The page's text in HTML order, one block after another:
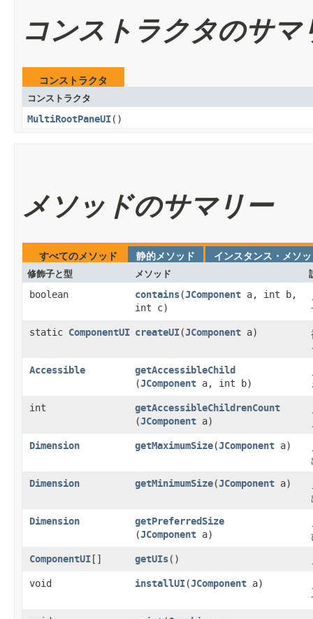
コンストラクタのサマ
コンストラクタ
コンストラクタ
MultiRootPaneUI()
メソッドのサマリー
すべてのメソッド 静的メソッド インスタンス・メソ
修飾子と型 メソッド
boolean contains​(JComponent a, int b,
int c)
static ComponentUI createUI​(JComponent a)
Accessible getAccessibleChild
(JComponent a, int b)
int getAccessibleChildrenCount
(JComponent a)
Dimension getMaximumSize​(JComponent a)
Dimension getMinimumSize​(JComponent a)
Dimension getPreferredSize
(JComponent a)
ComponentUI [] getUIs()
void installUI​(JComponent a)